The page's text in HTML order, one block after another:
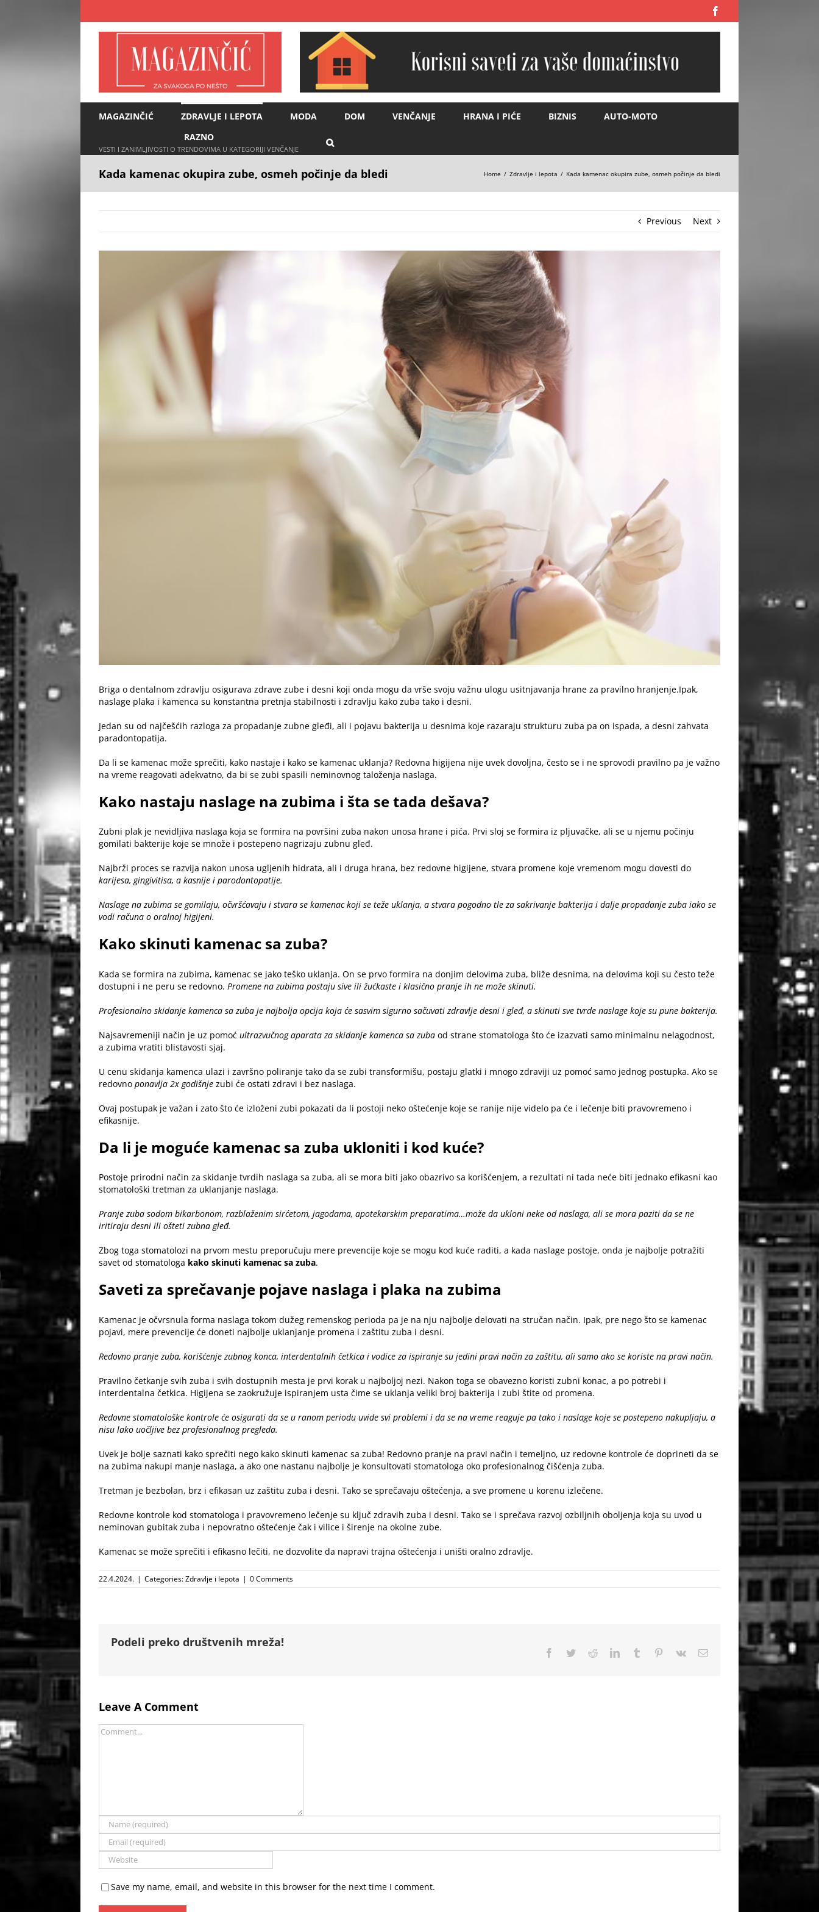
MAGAZINČIĆ ZDRAVLJE I LEPOTA MODA DOM VENČANJE HRANA I PIĆE BIZNIS
AUTO-MOTO
RAZNO
VESTI I ZANIMLJIVOSTI O TRENDOVIMA U KATEGORIJI VENČANJE
Kada kamenac okupira zube, osmeh počinje da bledi Home Zdravlje i lepota Kada kamenac okupira zube, osmeh počinje da bledi
Previous Next
Briga o dentalnom zdravlju osigurava zdrave zube i desni koji onda mogu da vrše svoju važnu ulogu usitnjavanja hrane za pravilno hranjenje.Ipak,
naslage plaka i kamenca su konstantna pretnja stabilnosti i zdravlju kako zuba tako i desni.
Jedan su od najčešćih razloga za propadanje zubne gleđi, ali i pojavu bakterija u desnima koje razaraju strukturu zuba pa on ispada, a desni zahvata
paradontopatija.
Da li se kamenac može sprečiti, kako nastaje i kako se kamenac uklanja? Redovna higijena nije uvek dovoljna, često se i ne sprovodi pravilno pa je važno
na vreme reagovati adekvatno, da bi se zubi spasili neminovnog taloženja naslaga.
Kako nastaju naslage na zubima i šta se tada dešava?
Zubni plak je nevidljiva naslaga koja se formira na površini zuba nakon unosa hrane i pića. Prvi sloj se formira iz pljuvačke, ali se u njemu počinju
gomilati bakterije koje se množe i postepeno nagrizaju zubnu gleđ.
Najbrži proces se razvija nakon unosa ugljenih hidrata, ali i druga hrana, bez redovne higijene, stvara promene koje vremenom mogu dovesti do
karijesa, gingivitisa, a kasnije i parodontopatije.
Naslage na zubima se gomilaju, očvršćavaju i stvara se kamenac koji se teže uklanja, a stvara pogodno tle za sakrivanje bakterija i dalje propadanje zuba iako se
vodi računa o oralnoj higijeni.
Kako skinuti kamenac sa zuba?
Kada se formira na zubima, kamenac se jako teško uklanja. On se prvo formira na donjim delovima zuba, bliže desnima, na delovima koji su često teže
dostupni i ne peru se redovno. Promene na zubima postaju sive ili žućkaste i klasično pranje ih ne može skinuti.
Profesionalno skidanje kamenca sa zuba je najbolja opcija koja će sasvim sigurno sačuvati zdravlje desni i gleđ, a skinuti sve tvrde naslage koje su pune bakterija.
Najsavremeniji način je uz pomoć ultrazvučnog aparata za skidanje kamenca sa zuba od strane stomatologa što će izazvati samo minimalnu nelagodnost,
a zubima vratiti blistavosti sjaj.
U cenu skidanja kamenca ulazi i završno poliranje tako da se zubi transformišu, postaju glatki i mnogo zdraviji uz pomoć samo jednog postupka. Ako se
redovno ponavlja 2x godišnje zubi će ostati zdravi i bez naslaga.
Ovaj postupak je važan i zato što će izloženi zubi pokazati da li postoji neko oštećenje koje se ranije nije videlo pa će i lečenje biti pravovremeno i
efikasnije.
Da li je moguće kamenac sa zuba ukloniti i kod kuće?
Postoje prirodni način za skidanje tvrdih naslaga sa zuba, ali se mora biti jako obazrivo sa korišćenjem, a rezultati ni tada neće biti jednako efikasni kao
stomatološki tretman za uklanjanje naslaga.
Pranje zuba sodom bikarbonom, razblaženim sirćetom, jagodama, apotekarskim preparatima…može da ukloni neke od naslaga, ali se mora paziti da se ne
iritiraju desni ili ošteti zubna gleđ.
Zbog toga stomatolozi na prvom mestu preporučuju mere prevencije koje se mogu kod kuće raditi, a kada naslage postoje, onda je najbolje potražiti
savet od stomatologa kako skinuti kamenac sa zuba.
Saveti za sprečavanje pojave naslaga i plaka na zubima
Kamenac je očvrsnula forma naslaga tokom dužeg remenskog perioda pa je na nju najbolje delovati na stručan način. Ipak, pre nego što se kamenac
pojavi, mere prevencije će doneti najbolje uklanjanje promena i zaštitu zuba i desni.
Redovno pranje zuba, korišćenje zubnog konca, interdentalnih četkica i vodice za ispiranje su jedini pravi način za zaštitu, ali samo ako se koriste na pravi način.
Pravilno četkanje svih zuba i svih dostupnih mesta je prvi korak u najboljoj nezi. Nakon toga se obavezno koristi zubni konac, a po potrebi i
interdentalna četkica. Higijena se zaokružuje ispiranjem usta čime se uklanja veliki broj bakterija i zubi štite od promena.
Redovne stomatološke kontrole će osigurati da se u ranom periodu uvide svi problemi i da se na vreme reaguje pa tako i naslage koje se postepeno nakupljaju, a
nisu lako uočljive bez profesionalnog pregleda.
Uvek je bolje saznati kako sprečiti nego kako skinuti kamenac sa zuba! Redovno pranje na pravi način i temeljno, uz redovne kontrole će doprineti da se
na zubima nakupi manje naslaga, a ako one nastanu najbolje je konsultovati stomatologa oko profesionalnog čišćenja zuba.
Tretman je bezbolan, brz i efikasan uz zaštitu zuba i desni. Tako se sprečavaju oštećenja, a sve promene u korenu izlečene.
Redovne kontrole kod stomatologa i pravovremeno lečenje su ključ zdravih zuba i desni. Tako se i sprečava razvoj ozbiljnih oboljenja koja su uvod u
neminovan gubitak zuba i nepovratno oštećenje čak i vilice i širenje na okolne zube.
Kamenac se može sprečiti i efikasno lečiti, ne dozvolite da napravi trajna oštećenja i uništi oralno zdravlje.
22.4.2024. | Categories:Zdravlje i lepota | 0 Comments
Podeli preko društvenih mreža!
Facebook
TwitterRedditLinkedInTumblr Pinterest
Vk Email
Leave A Comment
Comment
Save my name, email, and website in this browser for the next time I comment.